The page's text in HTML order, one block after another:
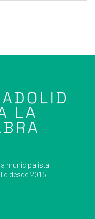
municipalista.
desde 2015.